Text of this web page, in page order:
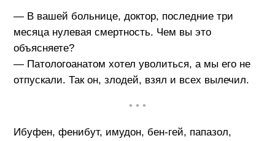
— В вашей больнице, доктор, последние три
месяца нулевая смертность. Чем вы это
объясняете?
— Патологоанатом хотел уволиться, а мы его не
отпускали. Так он, злодей, взял и всех вылечил.
• • •
Ибуфен, фенибут, имудон, бен-гей, папазол,